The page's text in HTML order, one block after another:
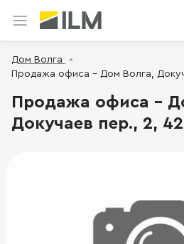
Дом Волга
Продажа офиса - Дом Волга,
Продажа офиса -
Докучаев пер., 2,